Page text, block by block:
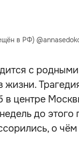
в РФ)
с
в центре
до этого
о